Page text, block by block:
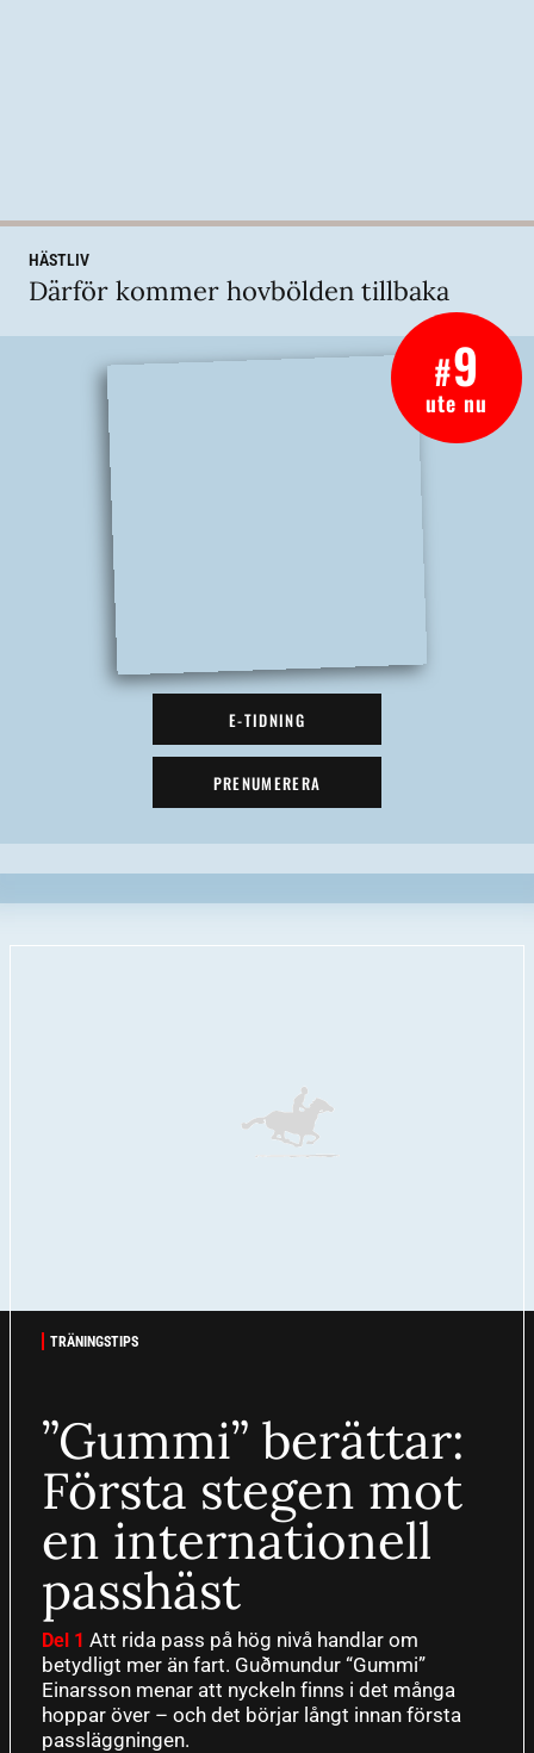
HÄSTLIV
Därför kommer hovbölden tillbaka
#9
ute nu
E-TIDNING
PRENUMERERA
TRÄNINGSTIPS
”Gummi” berättar:
Första stegen mot
en internationell
passhäst
Del 1 Att rida pass på hög nivå handlar om
betydligt mer än fart. Guðmundur “Gummi”
Einarsson menar att nyckeln finns i det många
hoppar över – och det börjar långt innan första
passläggningen.